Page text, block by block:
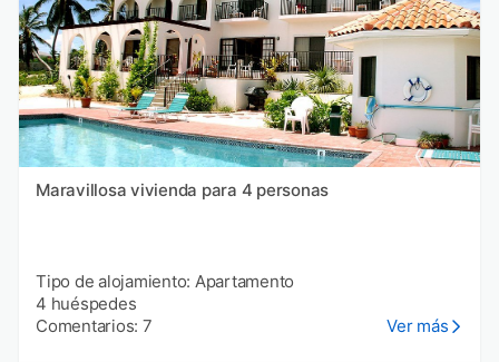
Maravillosa vivienda para 4 personas
Tipo de alojamiento: Apartamento
4 huéspedes
Comentarios: 7
Ver más